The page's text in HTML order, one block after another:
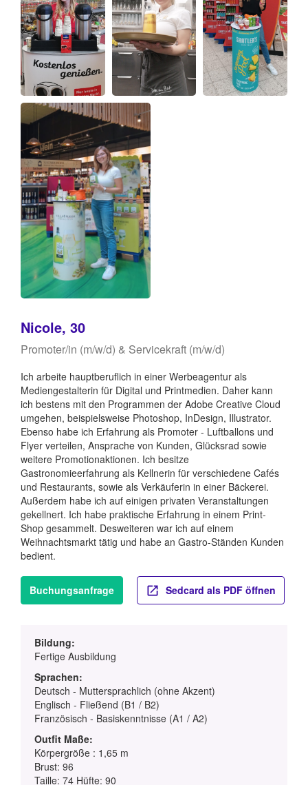
Nicole, 30
Promoter/in (m/w/d) & Servicekraft (m/w/d)
Ich arbeite hauptberuflich in einer Werbeagentur als
Mediengestalterin für Digital und Printmedien. Daher kann
ich bestens mit den Programmen der Adobe Creative Cloud
umgehen, beispielsweise Photoshop, InDesign, Illustrator.
Ebenso habe ich Erfahrung als Promoter - Luftballons und
Flyer verteilen, Ansprache von Kunden, Glücksrad sowie
weitere Promotionaktionen. Ich besitze
Gastronomieerfahrung als Kellnerin für verschiedene Cafés
und Restaurants, sowie als Verkäuferin in einer Bäckerei.
Außerdem habe ich auf einigen privaten Veranstaltungen
gekellnert. Ich habe praktische Erfahrung in einem Print-
Shop gesammelt. Desweiteren war ich auf einem
Weihnachtsmarkt tätig und habe an Gastro-Ständen Kunden
bedient.
Buchungsanfrage Sedcard als PDF öffnen
Bildung:
Fertige Ausbildung
Sprachen:
Deutsch - Muttersprachlich (ohne Akzent)
Englisch - Fließend (B1 / B2)
Französisch - Basiskenntnisse (A1 / A2)
Outfit Maße:
Körpergröße : 1,65 m
Brust: 96
Taille: 74 Hüfte: 90